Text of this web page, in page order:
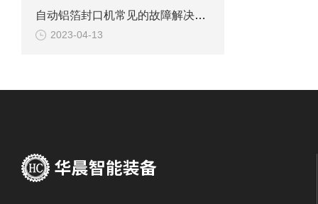
自动铝箔封口机常见的故障解决方法有哪些？
2023-04-13